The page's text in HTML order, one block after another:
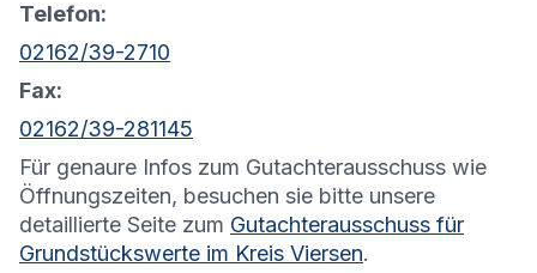
Telefon:
02162/39-2710
Fax:
02162/39-281145
Für genaure Infos zum Gutachterausschuss wie
Öffnungszeiten, besuchen sie bitte unsere
detaillierte Seite zum Gutachterausschuss für
Grundstückswerte im Kreis Viersen.